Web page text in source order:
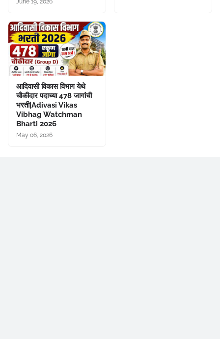
June 19, 2026
आदिवासी विकास विभाग येथे
चौकीदार पदाच्या 478 जागांची
भरती|Adivasi Vikas
Vibhag Watchman
Bharti 2026
May 06, 2026